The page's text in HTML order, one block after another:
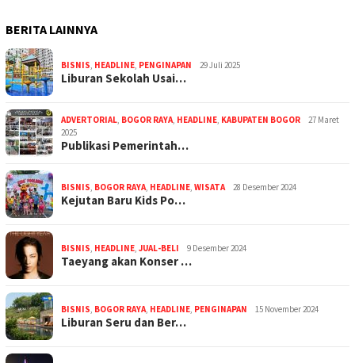
BERITA LAINNYA
BISNIS, HEADLINE, PENGINAPAN 29 Juli 2025
Liburan Sekolah Usai…
ADVERTORIAL, BOGOR RAYA, HEADLINE, KABUPATEN BOGOR
27 Maret
2025
Publikasi Pemerintah…
BISNIS, BOGOR RAYA, HEADLINE, WISATA 28 Desember 2024
Kejutan Baru Kids Po…
BISNIS, HEADLINE, JUAL-BELI 9 Desember 2024
Taeyang akan Konser …
BISNIS, BOGOR RAYA, HEADLINE, PENGINAPAN 15 November 2024
Liburan Seru dan Ber…